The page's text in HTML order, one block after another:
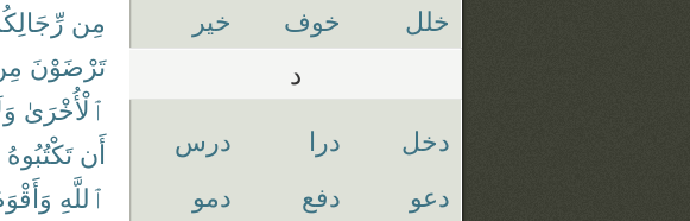
مِن
تَرْضَوْنَ
ٱلْأُخْرَىٰ
أَن تَكْتُبُوهُ
ٱللَّهِ
خلل
خوف خير
د
دخل درا
درس
دعو
دفع
دمو